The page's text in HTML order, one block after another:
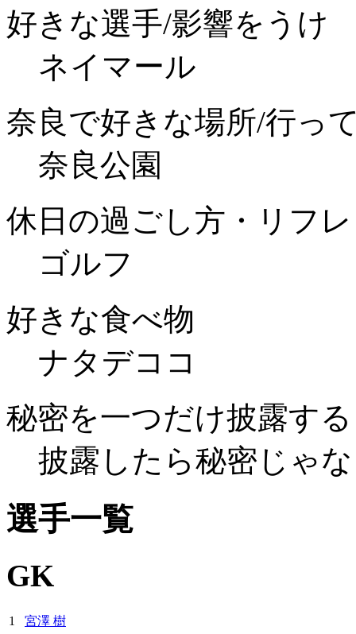
好きな選手/影響をうけ
ネイマール
奈良で好きな場所/行っ
奈良公園
休日の過ごし方・リフ
ゴルフ
好きな食べ物
ナタデココ
秘密を一つだけ披露す
披露したら秘密じゃ
選手一覧
GK
1
宮澤 樹